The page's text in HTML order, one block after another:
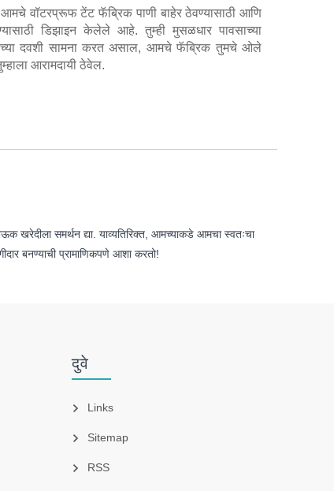
आमचे वॉटरप्रूफ टेंट फॅब्रिक पाणी बाहेर ठेवण्यासाठी आणि
डिझाइन केलेले आहे. तुम्ही मुसळधार पावसाच्या
दवशी सामना करत असाल, आमचे फॅब्रिक तुमचे ओले
आरामदायी ठेवेल.
खरेदीला समर्थन द्या. याव्यतिरिक्त, आमच्याकडे आमचा स्वतःचा
बनण्याची प्रामाणिकपणे आशा करतो!
दुवे
Links
Sitemap
RSS